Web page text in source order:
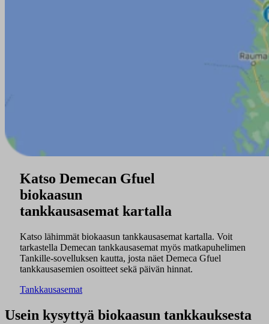
Katso Demecan Gfuel
biokaasun
tankkausasemat kartalla
Katso lähimmät biokaasun tankkausasemat kartalla. Voit
tarkastella Demecan tankkausasemat myös matkapuhelimen
Tankille-sovelluksen kautta, josta näet Demeca Gfuel
tankkausasemien osoitteet sekä päivän hinnat.
Tankkausasemat
Usein kysyttyä biokaasun tankkauksesta